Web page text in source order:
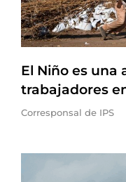
El Niño es una
trabajadores
Corresponsal de IPS